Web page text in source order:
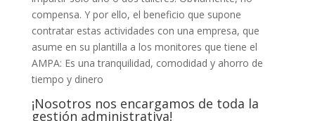
compensa. Y por ello, el beneficio que supone
contratar estas actividades con una empresa, que
asume en su plantilla a los monitores que tiene el
AMPA: Es una tranquilidad, comodidad y ahorro de
tiempo y dinero
¡Nosotros nos encargamos de toda la
gestión administrativa!